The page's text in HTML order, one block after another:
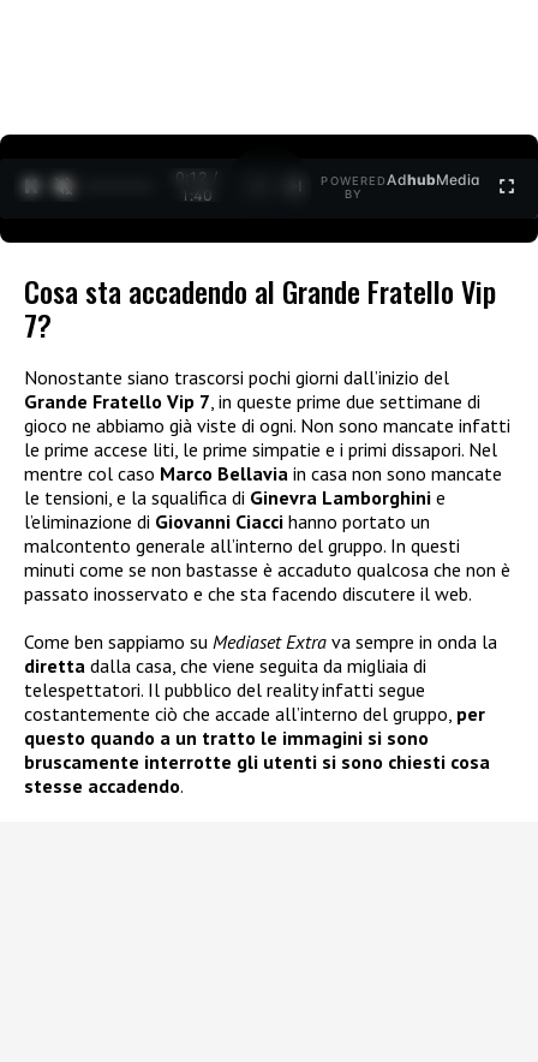
0:12 /
1:40
POWERED
BY
AdhubMedia
Cosa sta accadendo al Grande Fratello Vip
7?
Nonostante siano trascorsi pochi giorni dall’inizio del
Grande Fratello Vip 7, in queste prime due settimane di
gioco ne abbiamo già viste di ogni. Non sono mancate infatti
le prime accese liti, le prime simpatie e i primi dissapori. Nel
mentre col caso Marco Bellavia in casa non sono mancate
le tensioni, e la squalifica di Ginevra Lamborghini e
l’eliminazione di Giovanni Ciacci hanno portato un
malcontento generale all’interno del gruppo. In questi
minuti come se non bastasse è accaduto qualcosa che non è
passato inosservato e che sta facendo discutere il web.
Come ben sappiamo su Mediaset Extra va sempre in onda la
diretta dalla casa, che viene seguita da migliaia di
telespettatori. Il pubblico del reality infatti segue
costantemente ciò che accade all’interno del gruppo, per
questo quando a un tratto le immagini si sono
bruscamente interrotte gli utenti si sono chiesti cosa
stesse accadendo.